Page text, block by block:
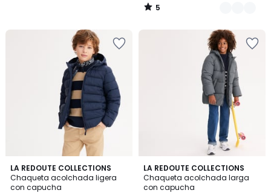
5
/
LA REDOUTE COLLECTIONS
Chaqueta acolchada ligera
con capucha
5
/
5
2
Colores
LA REDOUTE COLLECTIONS
Chaqueta acolchada larga
con capucha
5
/
5
2
Colores